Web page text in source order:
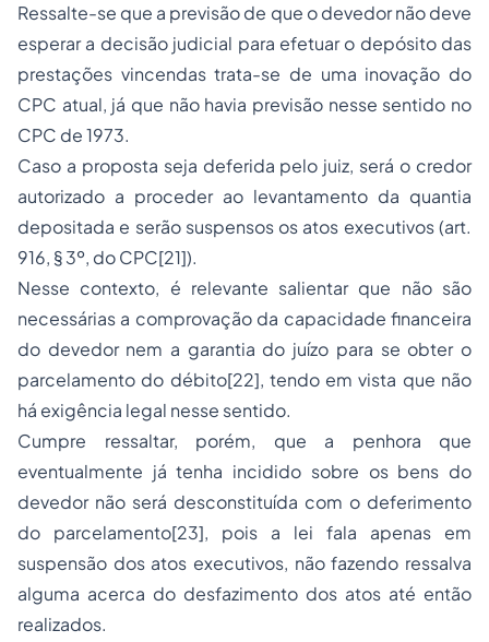
Ressalte-se que a previsão de que o devedor não deve
esperar a decisão judicial para efetuar o depósito das
prestações vincendas trata-se de uma inovação do
CPC atual, já que não havia previsão nesse sentido no
CPC de 1973.
Caso a proposta seja deferida pelo juiz, será o credor
autorizado a proceder ao levantamento da quantia
depositada e serão suspensos os atos executivos (art.
916, § 3º, do CPC[21]).
Nesse contexto, é relevante salientar que não são
necessárias a comprovação da capacidade financeira
do devedor nem a garantia do juízo para se obter o
parcelamento do débito[22], tendo em vista que não
há exigência legal nesse sentido.
Cumpre ressaltar, porém, que a penhora que
eventualmente já tenha incidido sobre os bens do
devedor não será desconstituída com o deferimento
do parcelamento[23], pois a lei fala apenas em
suspensão dos atos executivos, não fazendo ressalva
alguma acerca do desfazimento dos atos até então
realizados.